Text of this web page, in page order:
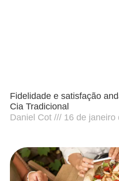
Fidelidade e satisfação
Cia Tradicional
Daniel Cot
16 de janeiro